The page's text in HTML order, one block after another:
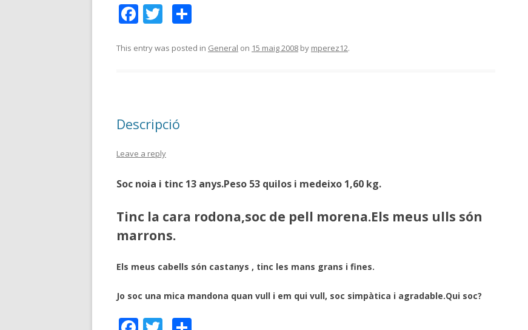
F
e
k
T
itt m
This entry was posted in General on 15 maig 2008 by mperez12.
Descripció
Leave a reply
Soc noia i tinc 13 anys.Peso 53 quilos i medeixo 1,60 kg.
Tinc la cara rodona,soc de pell morena.Els meus ulls són
marrons.
Els meus cabells són castanys , tinc les mans grans i fines.
Jo soc una mica mandona quan vull i em qui vull, soc simpàtica i agradable.Qui soc?